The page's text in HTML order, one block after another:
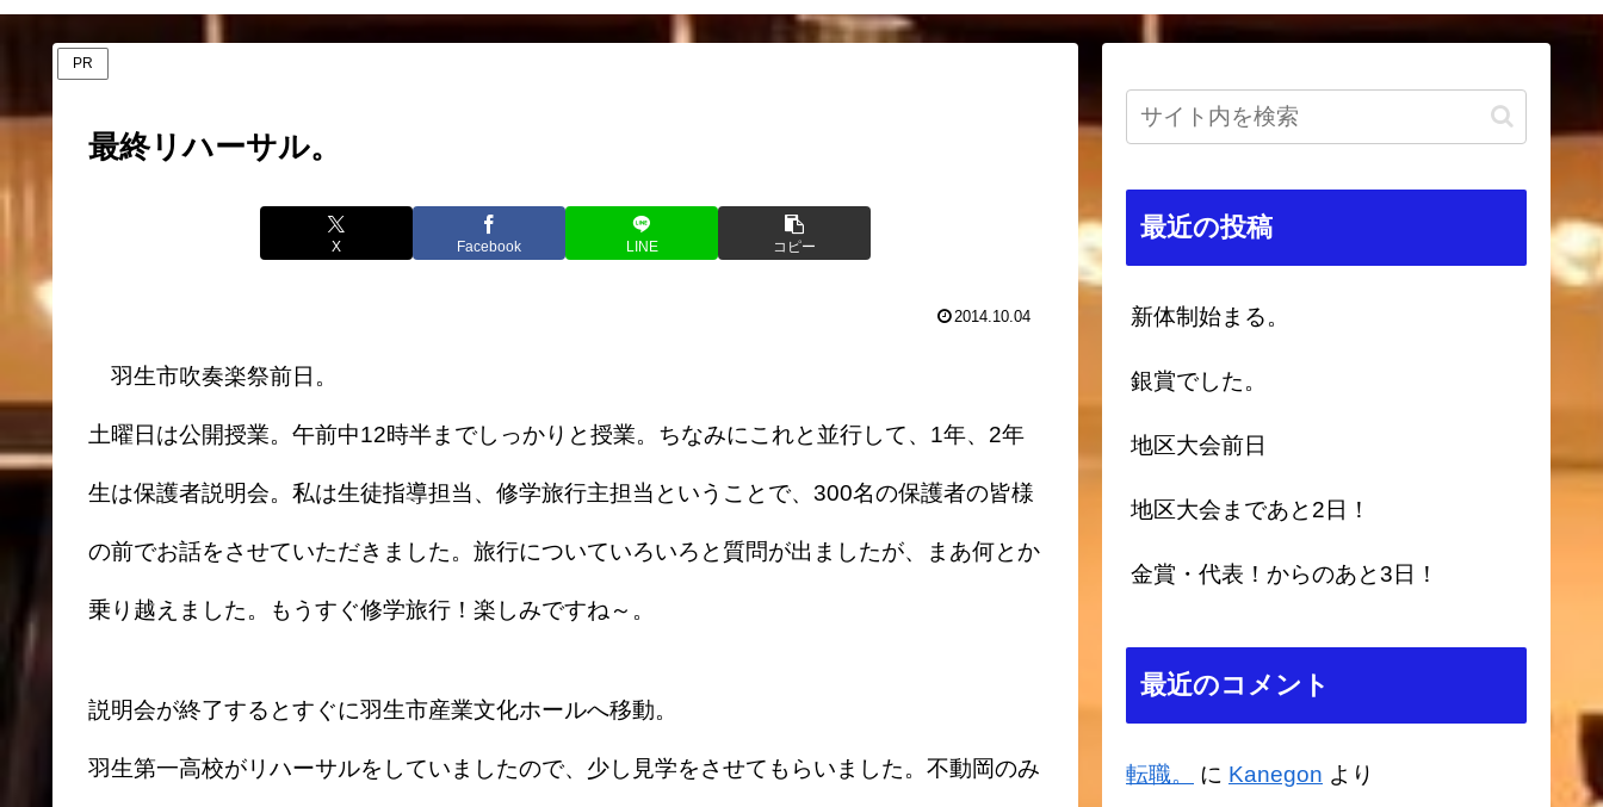
PR
最終リハーサル。
X Facebook LINE コピー
2014.10.04
羽生市吹奏楽祭前日。
土曜日は公開授業。午前中12時半までしっかりと授業。ちなみにこれと並行して、1年、2年
生は保護者説明会。私は生徒指導担当、修学旅行主担当ということで、300名の保護者の皆様
の前でお話をさせていただきました。旅行についていろいろと質問が出ましたが、まあ何とか
乗り越えました。もうすぐ修学旅行！楽しみですね～。
説明会が終了するとすぐに羽生市産業文化ホールへ移動。
羽生第一高校がリハーサルをしていましたので、少し見学をさせてもらいました。不動岡のみ
最近の投稿
新体制始まる。
銀賞でした。
地区大会前日
地区大会まであと2日！
金賞・代表！からのあと3日！
最近のコメント
転職。 に Kanegon より